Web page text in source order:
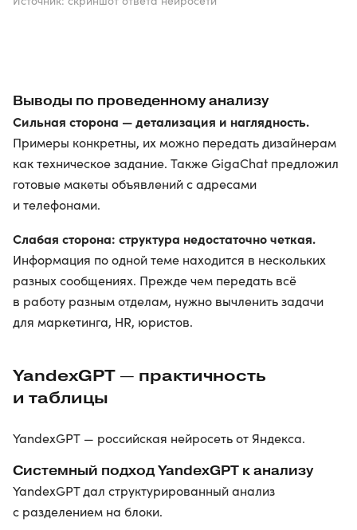
Выводы по проведенному анализу
Сильная сторона — детализация и наглядность.
Примеры конкретны, их можно передать дизайнерам
как техническое задание. Также GigaChat предложил
готовые макеты объявлений с адресами
и телефонами.
Слабая сторона: структура недостаточно четкая.
Информация по одной теме находится в нескольких
разных сообщениях. Прежде чем передать всё
в работу разным отделам, нужно вычленить задачи
для маркетинга, HR, юристов.
YandexGPT — практичность
и таблицы
YandexGPT — российская нейросеть от Яндекса.
Системный подход YandexGPT к анализу
YandexGPT дал структурированный анализ
с разделением на блоки.